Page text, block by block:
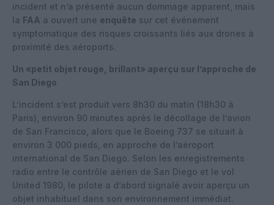
incident et n’a présenté aucun dommage apparent, mais
la FAA a ouvert une enquête sur cet événement
symptomatique des risques croissants liés aux drones à
proximité des aéroports.
Un «petit objet rouge, brillant» aperçu sur l’approche de
San Diego
L’incident s’est produit vers 8h30 du matin (18h30 à
Paris), environ 90 minutes après le décollage de l’avion
de San Francisco, alors que le Boeing 737 se situait à
environ 3 000 pieds, en approche de l’aéroport
international de San Diego. Selon les enregistrements
radio entre le contrôle aérien de San Diego et le vol
United 1980, le pilote a d’abord signalé avoir aperçu un
objet inhabituel dans son environnement immédiat.